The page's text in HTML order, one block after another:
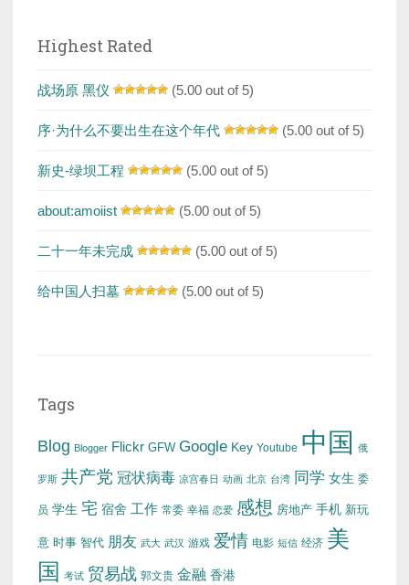
Highest Rated
战场原 黑仪 (5.00 out of 5)
序·为什么不要出生在这个年代 (5.00 out of 5)
新史-绿坝工程 (5.00 out of 5)
about:amoiist (5.00 out of 5)
二十一年未完成 (5.00 out of 5)
给中国人扫墓 (5.00 out of 5)
Tags
Blog Blogger Flickr GFW Google Key Youtube 中国 俄
罗斯 共产党 冠状病毒 凉宫春日 动画 北京 台湾 同学 女生 委
员 学生 宅 宿舍 工作 常委 幸福 恋爱 感想 房地产 手机 新玩
意 时事 智代 朋友 武大 武汉 游戏 爱情 电影 短信 经济 美
国
考试 贸易战 郭文贵 金融 香港